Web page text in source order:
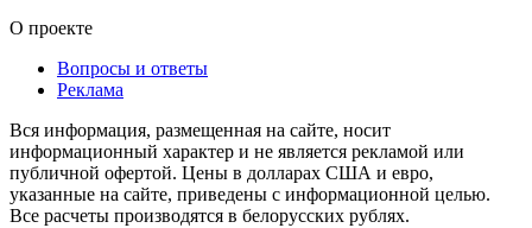
О проекте
Вопросы и ответы
Реклама
Вся информация, размещенная на сайте, носит
информационный характер и не является рекламой или
публичной офертой. Цены в долларах США и евро,
указанные на сайте, приведены с информационной целью.
Все расчеты производятся в белорусских рублях.